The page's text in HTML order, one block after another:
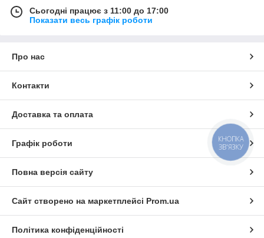
Сьогодні працює з 11:00 до 17:00
Показати весь графік роботи
Про нас
Контакти
Доставка та оплата
Графік роботи
Повна версія сайту
Сайт створено на маркетплейсі Prom.ua
Політика конфіденційності
КНОПКА
ЗВ'ЯЗКУ